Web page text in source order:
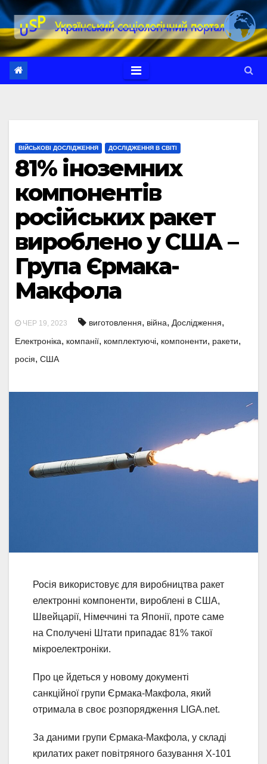
Перейти
до
вмісту
ВІЙСЬКОВІ ДОСЛІДЖЕННЯ ДОСЛІДЖЕННЯ В СВІТІ
81% іноземних
компонентів
російських ракет
вироблено у США –
Група Єрмака-
Макфола
ЧЕР 19, 2023 виготовлення, війна, Дослідження,
Електроніка, компанії, комплектуючі, компоненти, ракети,
росія, США
Росія використовує для виробництва ракет
електронні компоненти, вироблені в США,
Швейцарії, Німеччині та Японії, проте саме
на Сполучені Штати припадає 81% такої
мікроелектроніки.
Про це йдеться у новому документі
санкційної групи Єрмака-Макфола, який
отримала в своє розпорядження LIGA.net.
За даними групи Єрмака-Макфола, у складі
крилатих ракет повітряного базування Х-101